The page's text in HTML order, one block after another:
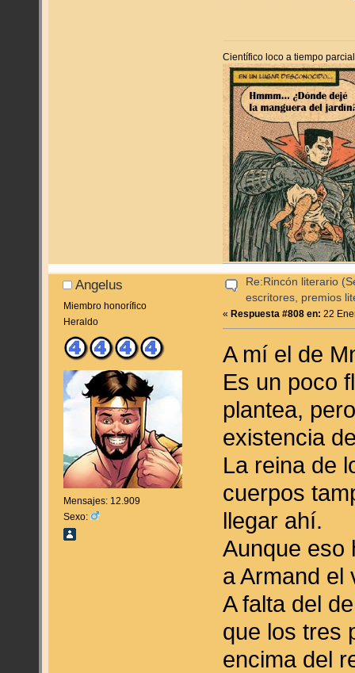
Científico loco a tiempo
Angelus
Miembro honorífico
Heraldo
Mensajes: 12.909
Sexo:
Re:Rincón literario
escritores, premios
«Respuesta #808 en: 22
A mí el de
Es un poco
plantea,
existencia
La reina de
cuerpos
llegar ahí.
Aunque eso
a Armand el
A falta del
que los tres
encima del